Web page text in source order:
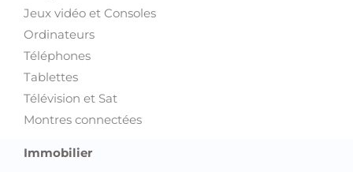
Jeux vidéo et Consoles
Ordinateurs
Téléphones
Tablettes
Télévision et Sat
Montres connectées
Immobilier